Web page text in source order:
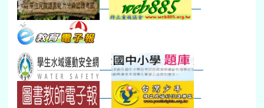
本週_健康檢查週各班器材負責人訓練
發放班級書箱及晨讀...
技藝教育學程說明會...
12:30幹部訓練七年級新生健檢
本週_友善校園週收學生證、換補教科...
本週_圖書館開放借...
開學日
第一週
超額比序暨免試入學...